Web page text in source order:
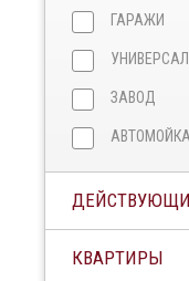
ГАРАЖИ
ЗАВОД
КВАРТИРЫ